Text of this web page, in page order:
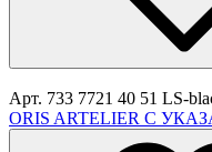
Арт. 733 7721 40 51 LS-
ORIS ARTELIER С